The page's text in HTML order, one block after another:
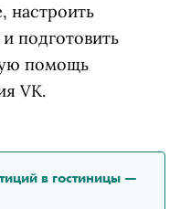
настроить
подготовить
помощь
VK.
в гостиницы —